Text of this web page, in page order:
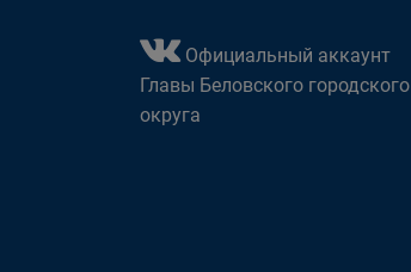
Официальный аккаунт
Главы Беловского городского
округа